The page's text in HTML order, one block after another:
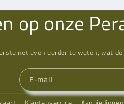
op onze
net even eerder te weten, wat
E‑mail